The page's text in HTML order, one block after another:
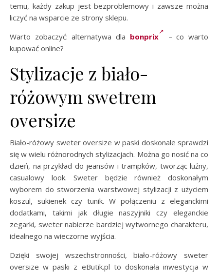
temu, każdy zakup jest bezproblemowy i zawsze można
liczyć na wsparcie ze strony sklepu.
Warto zobaczyć: alternatywa dla bonprix
– co warto
kupować online?
Stylizacje z biało-
różowym swetrem
oversize
Biało-różowy sweter oversize w paski doskonale sprawdzi
się w wielu różnorodnych stylizacjach. Można go nosić na co
dzień, na przykład do jeansów i trampków, tworząc luźny,
casualowy look. Sweter będzie również doskonałym
wyborem do stworzenia warstwowej stylizacji z użyciem
koszul, sukienek czy tunik. W połączeniu z eleganckimi
dodatkami, takimi jak długie naszyjniki czy eleganckie
zegarki, sweter nabierze bardziej wytwornego charakteru,
idealnego na wieczorne wyjścia.
Dzięki swojej wszechstronności, biało-różowy sweter
oversize w paski z eButik.pl to doskonała inwestycja w